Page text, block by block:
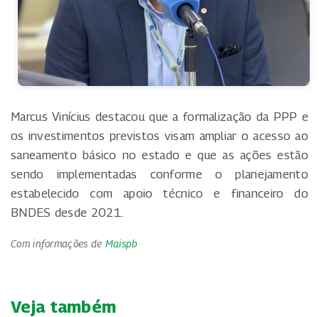
Marcus Vinícius destacou que a formalização da PPP e
os investimentos previstos visam ampliar o acesso ao
saneamento básico no estado e que as ações estão
sendo implementadas conforme o planejamento
estabelecido com apoio técnico e financeiro do
BNDES desde 2021.
Com informações de Maispb
Veja também